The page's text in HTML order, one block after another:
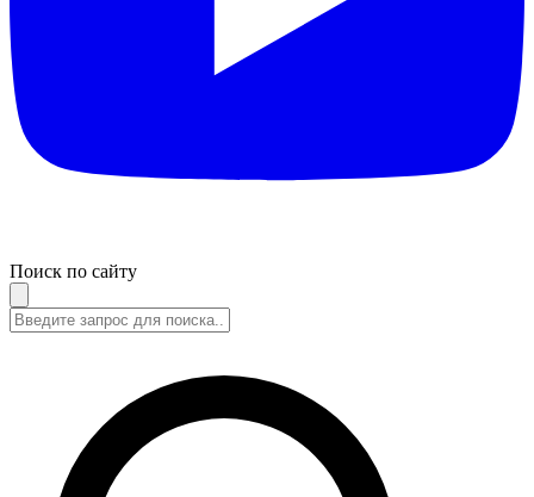
Поиск по сайту